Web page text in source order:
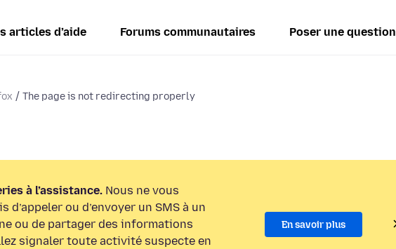
articles d’aide Forums communautaires Poser une question
The page is not redirecting properly
à l’assistance. Nous ne vous
d’appeler ou d’envoyer un SMS à un
ou de partager des informations
signaler toute activité suspecte en
En savoir plus